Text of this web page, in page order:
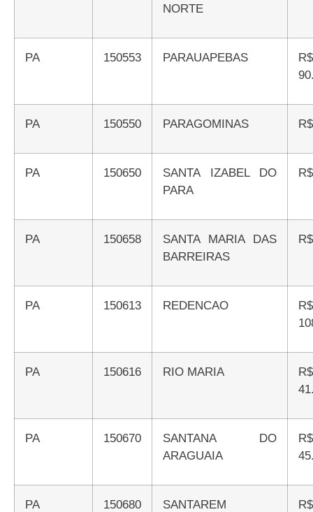
NORTE
PA 150553 PARAUAPEBAS
R$
PA 150550 PARAGOMINAS
PA 150650
SANTA IZABEL DO
PARA
PA 150658
SANTA MARIA DAS
BARREIRAS
PA 150613 REDENCAO
R$
PA 150616 RIO MARIA
R$
PA 150670
SANTANA DO
ARAGUAIA
R$
PA 150680 SANTAREM
R$